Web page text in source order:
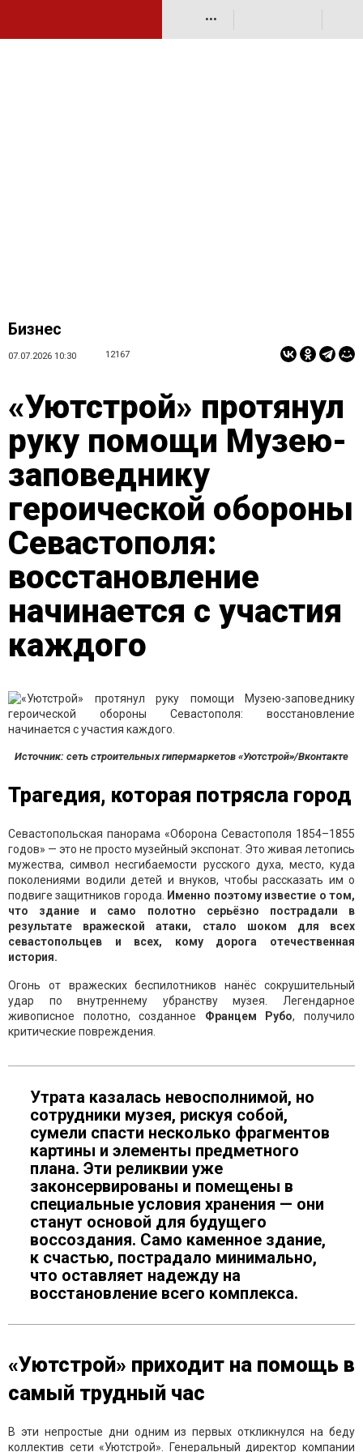
•••
Бизнес
07.07.2026 10:30 12167
«Уютстрой» протянул
руку помощи Музею-
заповеднику
героической обороны
Севастополя:
восстановление
начинается с участия
каждого
Источник: сеть строительных гипермаркетов «Уютстрой»/Вконтакте
Трагедия, которая потрясла город
Севастопольская панорама «Оборона Севастополя 1854–1855
годов» — это не просто музейный экспонат. Это живая летопись
мужества, символ несгибаемости русского духа, место, куда
поколениями водили детей и внуков, чтобы рассказать им о
подвиге защитников города.
Именно поэтому известие о том,
что здание и само полотно серьёзно пострадали в
результате вражеской атаки, стало шоком для всех
севастопольцев и всех, кому дорога отечественная
история.
Огонь от вражеских беспилотников нанёс сокрушительный
удар по внутреннему убранству музея. Легендарное
живописное полотно, созданное Францем Рубо, получило
критические повреждения.
Утрата казалась невосполнимой, но
сотрудники музея, рискуя собой,
сумели спасти несколько фрагментов
картины и элементы предметного
плана. Эти реликвии уже
законсервированы и помещены в
специальные условия хранения — они
станут основой для будущего
воссоздания. Само каменное здание,
к счастью, пострадало минимально,
что оставляет надежду на
восстановление всего комплекса.
«Уютстрой» приходит на помощь в
самый трудный час
В эти непростые дни одним из первых откликнулся на беду
коллектив сети «Уютстрой». Генеральный директор компании